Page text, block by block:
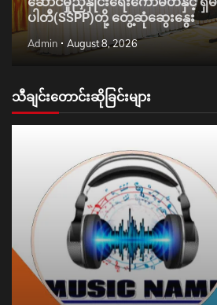
ပါတီ(SSPP)တို့ တွေ့ဆုံဆွေးနွေး
Admin August 8, 2026
သီချင်းတောင်းဆိုခြင်းများ